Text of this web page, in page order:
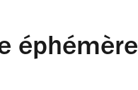
éphémère